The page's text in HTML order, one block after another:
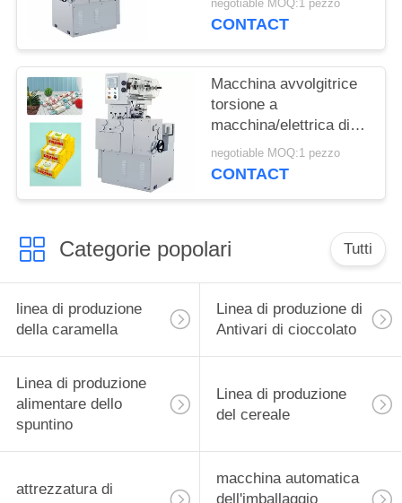
temperatura Constant
negotiable MOQ:1 pezzo
CONTACT
Macchina avvolgitrice
torsione a
macchina/elettrica di
formazione di Candy
della gomma da
negotiable MOQ:1 pezzo
CONTACT
Categorie popolari Tutti
linea di produzione
della caramella
Linea di produzione di
Antivari di cioccolato
Linea di produzione
alimentare dello
spuntino
Linea di produzione
del cereale
attrezzatura di
macchina automatica
dell'imballaggio